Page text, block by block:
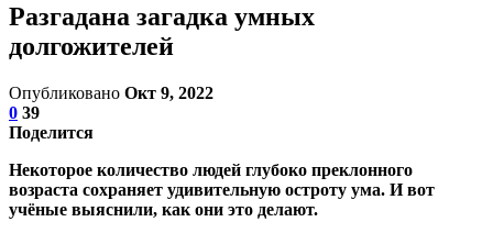
Разгадана загадка умных
долгожителей
Опубликовано Окт 9, 2022
0 39
Поделится
Некоторое количество людей глубоко преклонного
возраста сохраняет удивительную остроту ума. И вот
учёные выяснили, как они это делают.